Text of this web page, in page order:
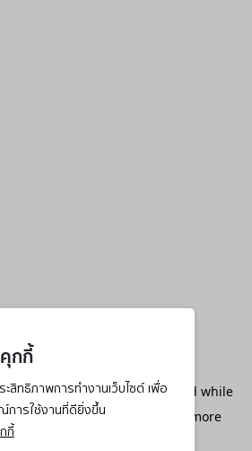
คุกกี้
สิทธิภาพการทำงานเว็บไซต์ เพื่อ
การใช้งานที่ดียิ่งขึ้น
กี้
-side exception has occurred while
(see the browser console
for more
information).